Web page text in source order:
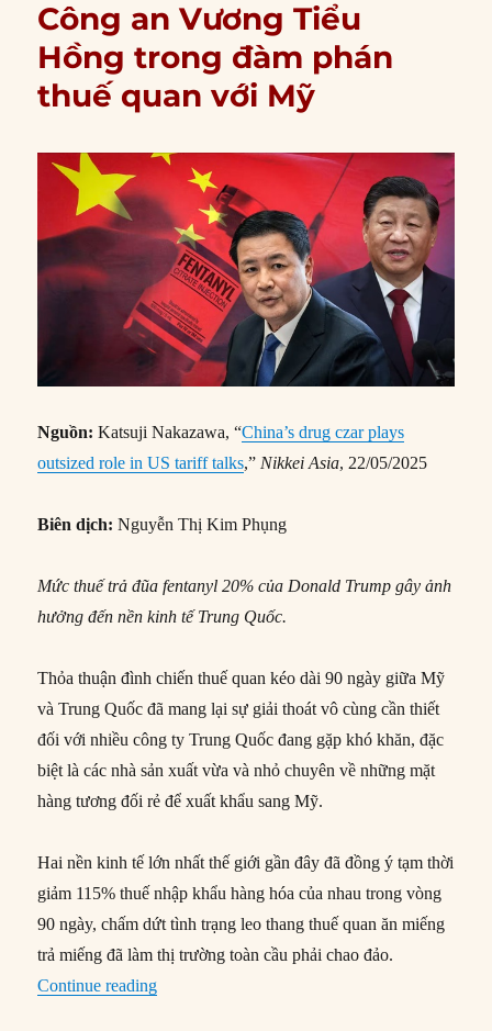
Công an Vương Tiểu
Hồng trong đàm phán
thuế quan với Mỹ
Nguồn: Katsuji Nakazawa, “China’s drug czar plays
outsized role in US tariff talks,” Nikkei Asia, 22/05/2025
Biên dịch: Nguyễn Thị Kim Phụng
Mức thuế trả đũa fentanyl 20% của Donald Trump gây ảnh
hưởng đến nền kinh tế Trung Quốc.
Thỏa thuận đình chiến thuế quan kéo dài 90 ngày giữa Mỹ
và Trung Quốc đã mang lại sự giải thoát vô cùng cần thiết
đối với nhiều công ty Trung Quốc đang gặp khó khăn, đặc
biệt là các nhà sản xuất vừa và nhỏ chuyên về những mặt
hàng tương đối rẻ để xuất khẩu sang Mỹ.
Hai nền kinh tế lớn nhất thế giới gần đây đã đồng ý tạm thời
giảm 115% thuế nhập khẩu hàng hóa của nhau trong vòng
90 ngày, chấm dứt tình trạng leo thang thuế quan ăn miếng
trả miếng đã làm thị trường toàn cầu phải chao đảo.
Continue reading“Vai trò của Bộ trưởng Công an Vương Tiểu